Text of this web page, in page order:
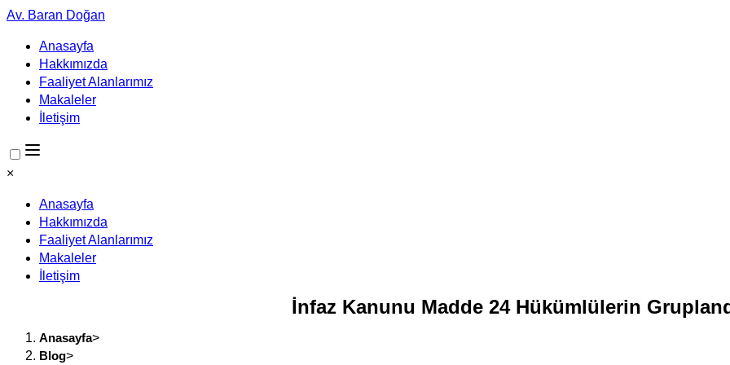
Av. Baran Doğan
Anasayfa
Hakkımızda
Faaliyet Alanlarımız
Makaleler
İletişim
×
Anasayfa
Hakkımızda
Faaliyet Alanlarımız
Makaleler
İletişim
İnfaz Kanunu Madde 24 Hükümlülerin
Anasayfa>
Blog>